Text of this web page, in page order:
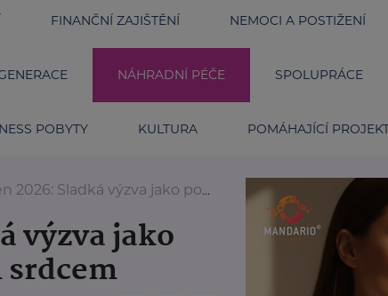
FINANČNÍ ZAJIŠTĚNÍ NEMOCI A POSTIŽENÍ
NÁHRADNÍ PÉČE SPOLUPRÁCE
POBYTY KULTURA POMÁHAJÍCÍ
výzva jako poděkování lidem s velkým srdcem
výzva jako